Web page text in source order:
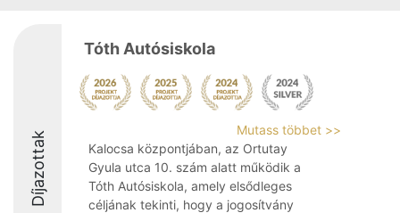
Díjazottak
Tóth Autósiskola
Mutass többet >>
Kalocsa központjában, az Ortutay
Gyula utca 10. szám alatt működik a
Tóth Autósiskola, amely elsődleges
céljának tekinti, hogy a jogosítvány